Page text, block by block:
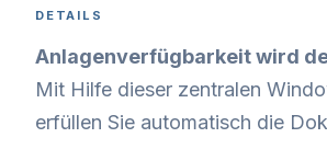
DETAILS
Anlagenverfügbarkeit wird
Mit Hilfe dieser zentralen
erfüllen Sie automatisch die